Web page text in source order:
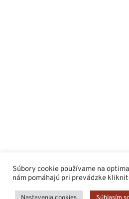
Súbory cookie používame na
nám pomáhajú pri prevádzke